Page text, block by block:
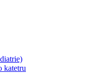
katetru